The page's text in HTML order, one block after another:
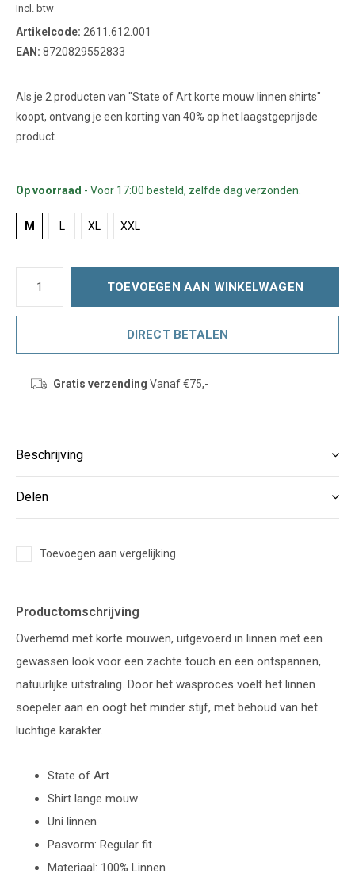
Incl. btw
Artikelcode: 2611.612.001
EAN: 8720829552833
Als je 2 producten van "State of Art korte mouw linnen shirts"
koopt, ontvang je een korting van 40% op het laagstgeprijsde
product.
Op voorraad - Voor 17:00 besteld, zelfde dag verzonden.
M L XL XXL
TOEVOEGEN AAN WINKELWAGEN
DIRECT BETALEN
Gratis verzending Vanaf €75,-
Beschrijving
Delen
Toevoegen aan vergelijking
Productomschrijving
Overhemd met korte mouwen, uitgevoerd in linnen met een
gewassen look voor een zachte touch en een ontspannen,
natuurlijke uitstraling. Door het wasproces voelt het linnen
soepeler aan en oogt het minder stijf, met behoud van het
luchtige karakter.
State of Art
Shirt lange mouw
Uni linnen
Pasvorm: Regular fit
Materiaal: 100% Linnen